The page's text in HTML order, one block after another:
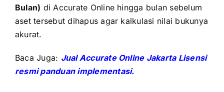
Bulan) di Accurate Online hingga bulan sebelum
aset tersebut dihapus agar kalkulasi nilai bukunya
akurat.
Baca Juga: Jual Accurate Online Jakarta Lisensi
resmi panduan implementasi.